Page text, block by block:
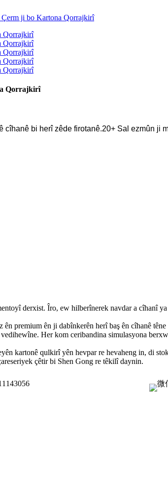
Qorrajkirî
cîhanê bi herî zêde firotanê.20+ Sal ezmûn ji
derxist. Îro, ew hilberînerek navdar a cîhanî
premium ên ji dabînkerên herî baş ên cîhanê
Her kom ceribandina simulasyona
kartonê qulkirî yên hevpar re hevaheng in, di
çêtir bi Shen Gong re têkilî daynin.